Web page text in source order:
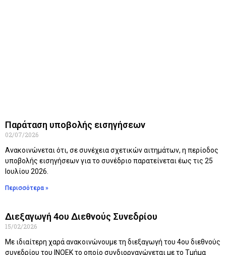
Παράταση υποβολής εισηγήσεων
02/07/2026
Ανακοινώνεται ότι, σε συνέχεια σχετικών αιτημάτων, η περίοδος
υποβολής εισηγήσεων για το συνέδριο παρατείνεται έως τις 25
Ιουλίου 2026.
Περισσότερα »
Διεξαγωγή 4ου Διεθνούς Συνεδρίου
15/02/2026
Με ιδιαίτερη χαρά ανακοινώνουμε τη διεξαγωγή του 4ου διεθνούς
συνεδρίου του ΙΝΟΕΚ το οποίο συνδιοργανώνεται με το Τμήμα